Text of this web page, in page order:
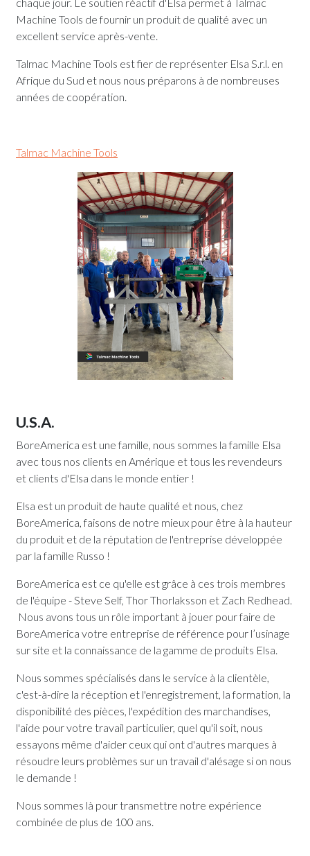
Machine Tools de fournir un produit de qualité avec un
excellent service après-vente.
Talmac Machine Tools est fier de représenter Elsa S.r.l. en
Afrique du Sud et nous nous préparons à de nombreuses
années de coopération.
Talmac Machine Tools
U.S.A.
BoreAmerica est une famille, nous sommes la famille Elsa
avec tous nos clients en Amérique et tous les revendeurs
et clients d'Elsa dans le monde entier !
Elsa est un produit de haute qualité et nous, chez
BoreAmerica, faisons de notre mieux pour être à la hauteur
du produit et de la réputation de l'entreprise développée
par la famille Russo !
BoreAmerica est ce qu'elle est grâce à ces trois membres
de l'équipe - Steve Self, Thor Thorlaksson et Zach Redhead.
Nous avons tous un rôle important à jouer pour faire de
BoreAmerica votre entreprise de référence pour l’usinage
sur site et la connaissance de la gamme de produits Elsa.
Nous sommes spécialisés dans le service à la clientèle,
c'est-à-dire la réception et l'enregistrement, la formation, la
disponibilité des pièces, l'expédition des marchandises,
l'aide pour votre travail particulier, quel qu'il soit, nous
essayons même d'aider ceux qui ont d'autres marques à
résoudre leurs problèmes sur un travail d'alésage si on nous
le demande !
Nous sommes là pour transmettre notre expérience
combinée de plus de 100 ans.